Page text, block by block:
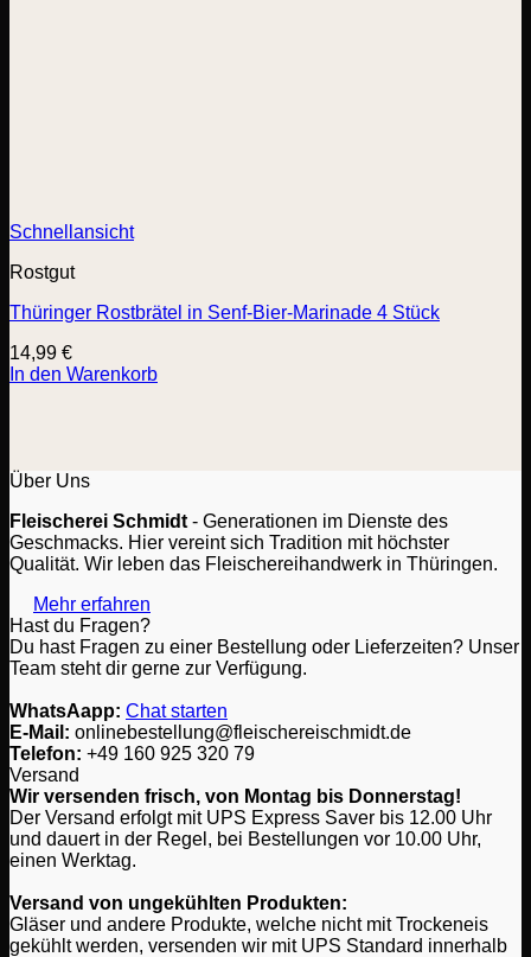
Schnellansicht
Rostgut
Thüringer Rostbrätel in Senf-Bier-Marinade 4 Stück
14,99 €
In den Warenkorb
Über Uns
Fleischerei Schmidt - Generationen im Dienste des
Geschmacks. Hier vereint sich Tradition mit höchster
Qualität. Wir leben das Fleischereihandwerk in Thüringen.
Mehr erfahren
Hast du Fragen?
Du hast Fragen zu einer Bestellung oder Lieferzeiten? Unser
Team steht dir gerne zur Verfügung.
WhatsAapp: Chat starten
E-Mail: onlinebestellung@fleischereischmidt.de
Telefon: ‎+49 160 925 320 79
Versand
Wir versenden frisch, von Montag bis Donnerstag!
Der Versand erfolgt mit UPS Express Saver bis 12.00 Uhr
und dauert in der Regel, bei Bestellungen vor 10.00 Uhr,
einen Werktag.
Versand von ungekühlten Produkten:
Gläser und andere Produkte, welche nicht mit Trockeneis
gekühlt werden, versenden wir mit UPS Standard innerhalb